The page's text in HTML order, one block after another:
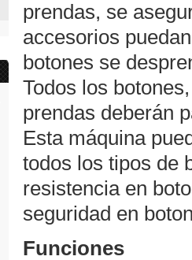
prendas, se
accesorios
botones se
Todos los
prendas deberán
Esta máquina
todos los tipos de
resistencia en
seguridad en
Funciones